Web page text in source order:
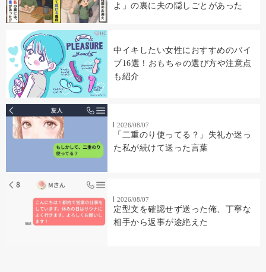
よ」の裏に夫の隠しごとがあった
中イキしたい女性におすすめのバイ
ブ16選！おもちゃの選び方や注意点
も紹介
2026/08/07
「二重のり使ってる？」失礼か迷っ
た私が続けて送った言葉
2026/08/07
定型文を確認せず送った俺、丁寧な
相手から返事が途絶えた